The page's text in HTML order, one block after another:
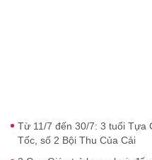
Từ 11/7 đến 30/7: 3 tuổi Tựa
Tốc, số 2 Bội Thu Của Cải